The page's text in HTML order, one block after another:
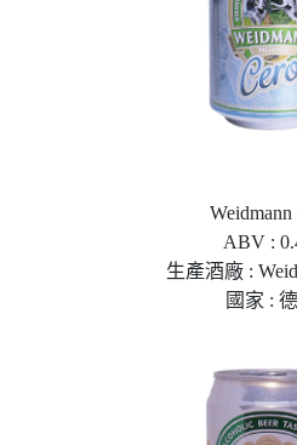
Weidmann
ABV :
生產酒廠 :
國家 :